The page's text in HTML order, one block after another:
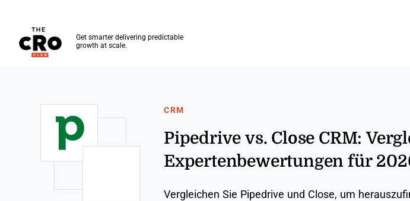
Get smarter delivering predictable
growth at scale.
CRM
Pipedrive vs. Close CRM:
Expertenbewertungen für
Vergleichen Sie Pipedrive und Close, um